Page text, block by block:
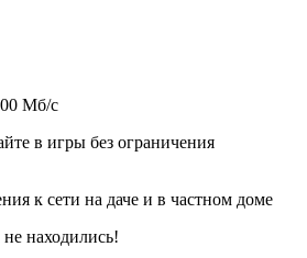
Мб/с
в игры без ограничения
к сети на даче и в частном доме
находились!